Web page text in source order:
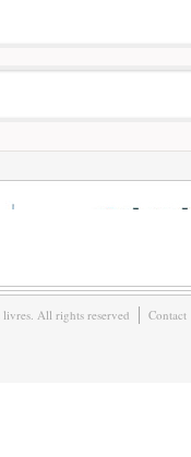
All rights reserved Contact